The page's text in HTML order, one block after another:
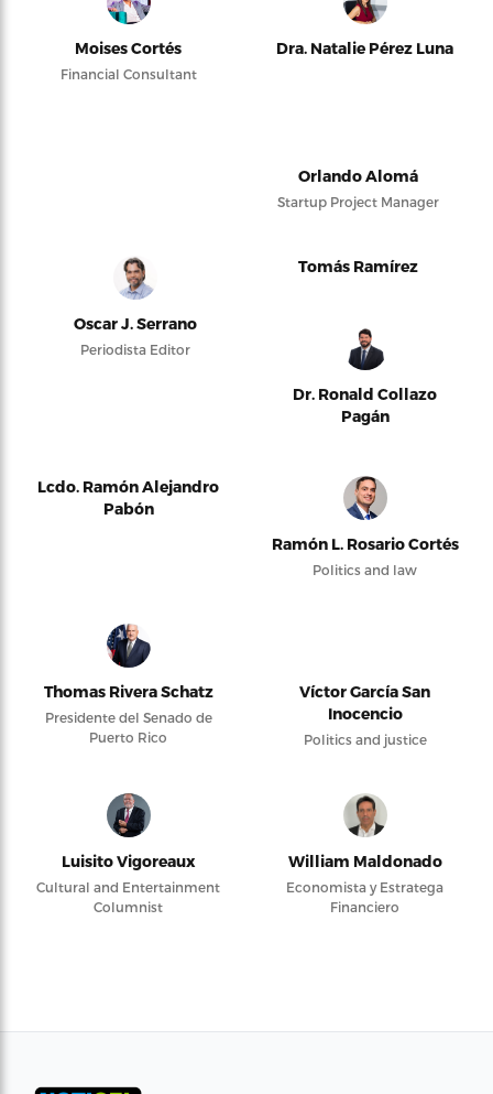
Moises Cortés
Financial Consultant
Dra. Natalie Pérez Luna
Orlando Alomá
Startup Project Manager
Oscar J. Serrano
Periodista Editor
Tomás Ramírez
Dr. Ronald Collazo
Pagán
Lcdo. Ramón Alejandro
Pabón
Ramón L. Rosario Cortés
Politics and law
Thomas Rivera Schatz
Presidente del Senado de
Puerto Rico
Víctor García San
Inocencio
Politics and justice
Luisito Vigoreaux
Cultural and Entertainment
Columnist
William Maldonado
Economista y Estratega
Financiero